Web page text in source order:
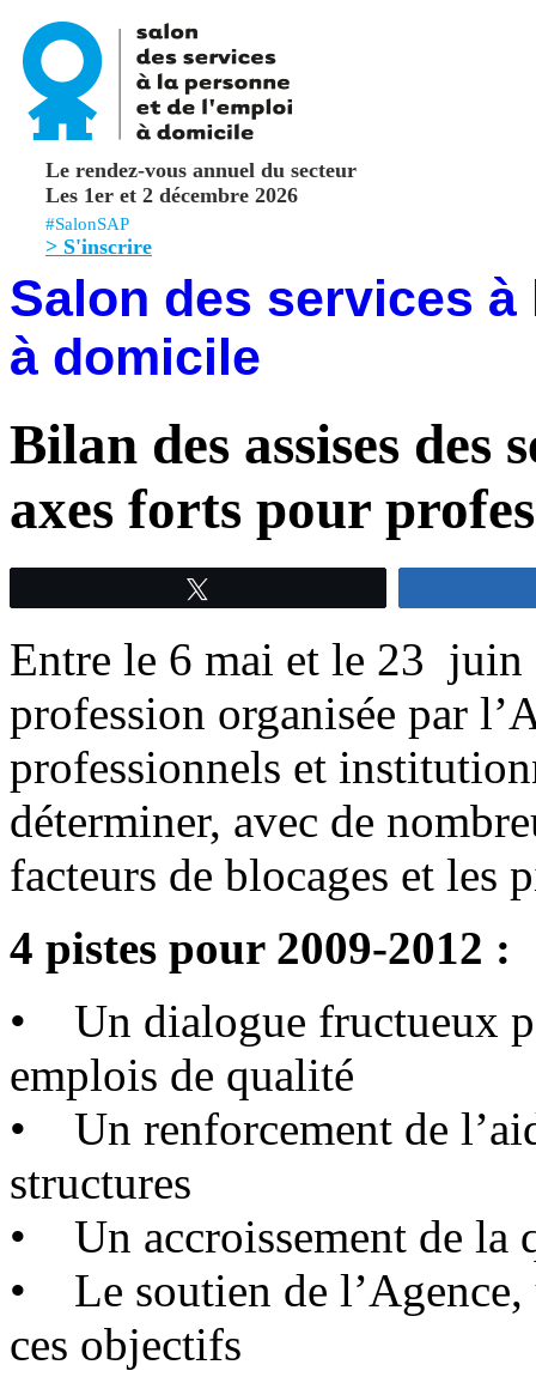
Le rendez-vous annuel du secteur
Les 1er et 2 décembre 2026
#SalonSAP
> S'inscrire
Salon des services
à domicile
Bilan des assises des
axes forts pour
Entre le 6 mai et le 23 juin
profession organisée par
professionnels et
déterminer, avec de
facteurs de blocages et les
4 pistes pour 2009-2012 :
• Un dialogue fructueux
emplois de qualité
• Un renforcement de
structures
• Un accroissement de la
• Le soutien de
ces objectifs